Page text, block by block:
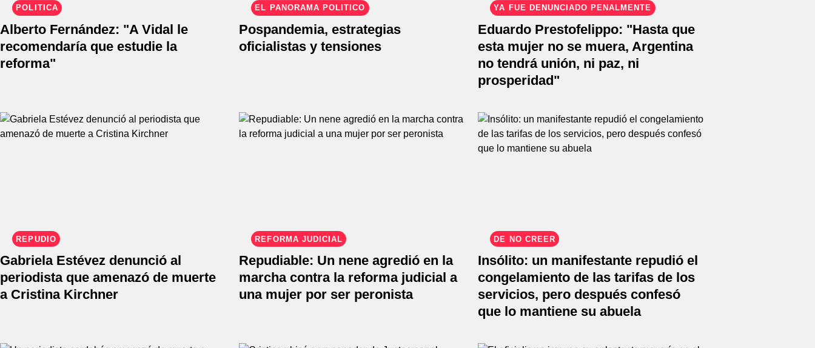
POLÍTICA
Alberto Fernández: "A Vidal le
recomendaría que estudie la
reforma"
EL PANORAMA POLÍTICO
Pospandemia, estrategias
oficialistas y tensiones
YA FUE DENUNCIADO PENALMENTE
Eduardo Prestofelippo: "Hasta que
esta mujer no se muera, Argentina
no tendrá unión, ni paz, ni
prosperidad"
REPUDIO
Gabriela Estévez denunció al
periodista que amenazó de muerte
a Cristina Kirchner
REFORMA JUDICIAL
Repudiable: Un nene agredió en la
marcha contra la reforma judicial a
una mujer por ser peronista
DE NO CREER
Insólito: un manifestante repudió el
congelamiento de las tarifas de los
servicios, pero después confesó
que lo mantiene su abuela